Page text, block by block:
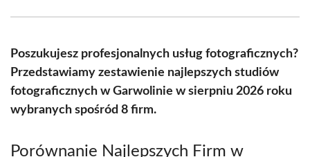
(Twitter)
Poszukujesz profesjonalnych usług fotograficznych?
Przedstawiamy zestawienie najlepszych studiów
fotograficznych w Garwolinie w sierpniu 2026 roku
wybranych spośród 8 firm.
Porównanie Najlepszych Firm w